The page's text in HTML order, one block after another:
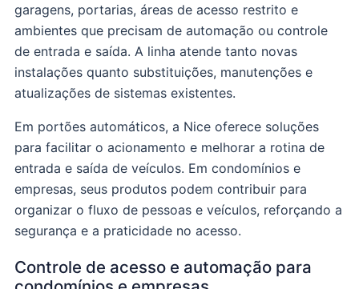
garagens, portarias, áreas de acesso restrito e
ambientes que precisam de automação ou controle
de entrada e saída. A linha atende tanto novas
instalações quanto substituições, manutenções e
atualizações de sistemas existentes.
Em portões automáticos, a Nice oferece soluções
para facilitar o acionamento e melhorar a rotina de
entrada e saída de veículos. Em condomínios e
empresas, seus produtos podem contribuir para
organizar o fluxo de pessoas e veículos, reforçando a
segurança e a praticidade no acesso.
Controle de acesso e automação para